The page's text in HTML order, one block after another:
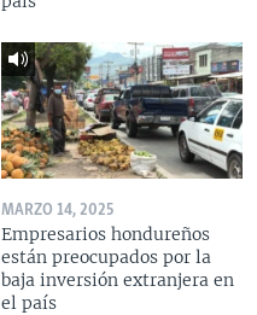
MARZO 14, 2025
Empresarios hondureños
están preocupados por la
baja inversión extranjera en
el país